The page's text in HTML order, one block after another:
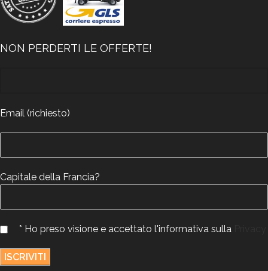
NON PERDERTI LE OFFERTE!
Email (richiesto)
Capitale della Francia?
* Ho preso visione e accettato l'informativa sulla